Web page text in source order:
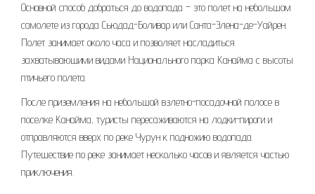
Основной способ добраться до водопада – это полет на небольшом
самолете из города Сьюдад-Боливар или Санта-Элена-де-Уайрен.
Полет занимает около часа и позволяет насладиться
захватывающими видами Национального парка Канайма с высоты
птичьего полета.
После приземления на небольшой взлетно-посадочной полосе в
поселке Канайма, туристы пересаживаются на лодки-пироги и
отправляются вверх по реке Чурун к подножию водопада.
Путешествие по реке занимает несколько часов и является частью
приключения.